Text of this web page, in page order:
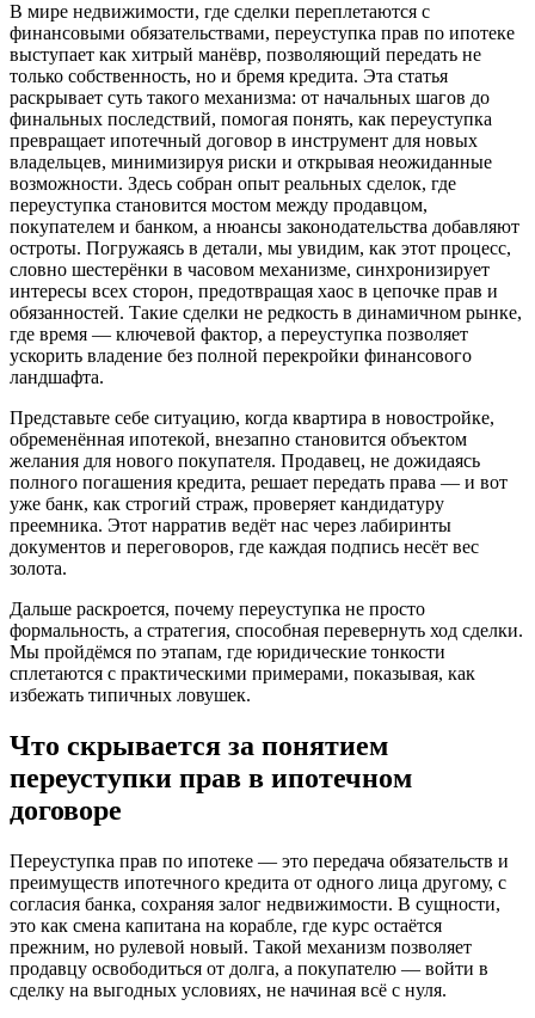
В мире недвижимости, где сделки переплетаются с
финансовыми обязательствами, переуступка прав по ипотеке
выступает как хитрый манёвр, позволяющий передать не
только собственность, но и бремя кредита. Эта статья
раскрывает суть такого механизма: от начальных шагов до
финальных последствий, помогая понять, как переуступка
превращает ипотечный договор в инструмент для новых
владельцев, минимизируя риски и открывая неожиданные
возможности. Здесь собран опыт реальных сделок, где
переуступка становится мостом между продавцом,
покупателем и банком, а нюансы законодательства добавляют
остроты. Погружаясь в детали, мы увидим, как этот процесс,
словно шестерёнки в часовом механизме, синхронизирует
интересы всех сторон, предотвращая хаос в цепочке прав и
обязанностей. Такие сделки не редкость в динамичном рынке,
где время — ключевой фактор, а переуступка позволяет
ускорить владение без полной перекройки финансового
ландшафта.
Представьте себе ситуацию, когда квартира в новостройке,
обременённая ипотекой, внезапно становится объектом
желания для нового покупателя. Продавец, не дожидаясь
полного погашения кредита, решает передать права — и вот
уже банк, как строгий страж, проверяет кандидатуру
преемника. Этот нарратив ведёт нас через лабиринты
документов и переговоров, где каждая подпись несёт вес
золота.
Дальше раскроется, почему переуступка не просто
формальность, а стратегия, способная перевернуть ход сделки.
Мы пройдёмся по этапам, где юридические тонкости
сплетаются с практическими примерами, показывая, как
избежать типичных ловушек.
Что скрывается за понятием
переуступки прав в ипотечном
договоре
Переуступка прав по ипотеке — это передача обязательств и
преимуществ ипотечного кредита от одного лица другому, с
согласия банка, сохраняя залог недвижимости. В сущности,
это как смена капитана на корабле, где курс остаётся
прежним, но рулевой новый. Такой механизм позволяет
продавцу освободиться от долга, а покупателю — войти в
сделку на выгодных условиях, не начиная всё с нуля.